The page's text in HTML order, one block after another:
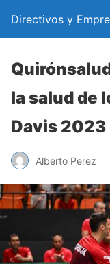
Directivos y
la salud de
Davis 2023
Alberto Perez